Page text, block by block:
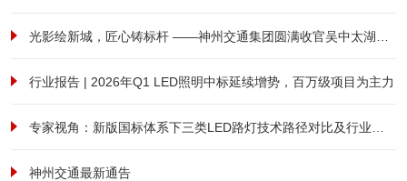
行业报告 | 2026年Q1 LED照明中标延续增势，百万级项目为主力
神州交通最新通告